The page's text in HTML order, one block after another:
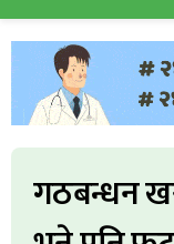
गठबन्धन